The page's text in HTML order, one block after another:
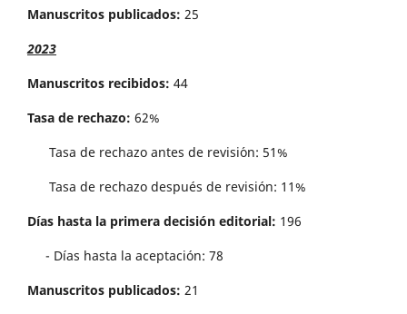
Manuscritos publicados: 25
2023
Manuscritos recibidos: 44
Tasa de rechazo: 62%
Tasa de rechazo antes de revisi´on: 51%
Tasa de rechazo después de revisión: 11%
Días hasta la primera decisión editorial: 196
- Días hasta la aceptación: 78
Manuscritos publicados: 21